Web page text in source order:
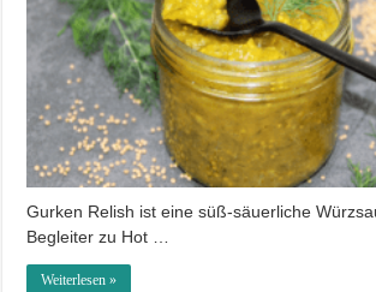
Gurken Relish ist eine süß-säuerliche
Begleiter zu Hot …
Weiterlesen »